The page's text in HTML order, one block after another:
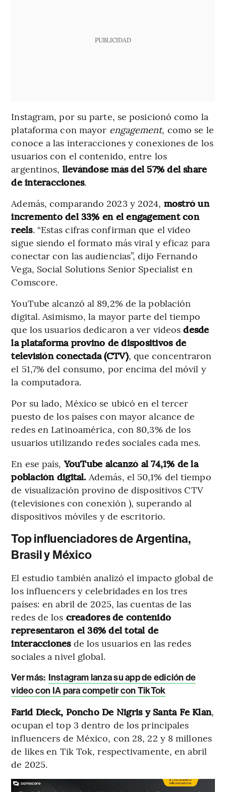
PUBLICIDAD
Instagram, por su parte, se posicionó como la
plataforma con mayor engagement, como se le
conoce a las interacciones y conexiones de los
usuarios con el contenido, entre los
argentinos, llevándose más del 57% del share
de interacciones.
Además, comparando 2023 y 2024, mostró un
incremento del 33% en el engagement con
reels. “Estas cifras confirman que el video
sigue siendo el formato más viral y eficaz para
conectar con las audiencias”, dijo Fernando
Vega, Social Solutions Senior Specialist en
Comscore.
YouTube alcanzó al 89,2% de la población
digital. Asimismo, la mayor parte del tiempo
que los usuarios dedicaron a ver videosdesde
la plataforma provino de dispositivos de
televisión conectada (CTV), que concentraron
el 51,7% del consumo, por encima del móvil y
la computadora.
Por su lado, México se ubicó en el tercer
puesto de los países con mayor alcance de
redes en Latinoamérica, con 80,3% de los
usuarios utilizando redes sociales cada mes.
En ese país,YouTube alcanzó al 74,1% de la
población digital. Además, el 50,1% del tiempo
de visualización provino de dispositivos CTV
(televisiones con conexión ), superando al
dispositivos móviles y de escritorio.
Top influenciadores de Argentina,
Brasil y México
El estudio también analizó el impacto global de
los influencers y celebridades en los tres
países: en abril de 2025, las cuentas de las
redes de los creadores de contenido
representaron el 36% del total de
interaccionesde los usuarios en las redes
sociales a nivel global.
Ver más: Instagram lanza su app de edición de
video con IA para competir con TikTok
Farid Dieck, Poncho De Nigris y Santa Fe Klan,
ocupan el top 3 dentro de los principales
influencers de México, con 28, 22 y 8 millones
de likes en Tik Tok, respectivamente, en abril
de 2025.